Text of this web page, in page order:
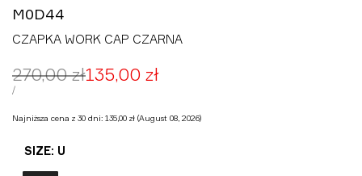
M0D44
CZAPKA WORK CAP CZARNA
Cena
regularna
270,00 złCena
135,00 zł
CENA
/ZA
Najniższa cena z 30 dni: 135,00 zł (August 08, 2026)
SIZE: U